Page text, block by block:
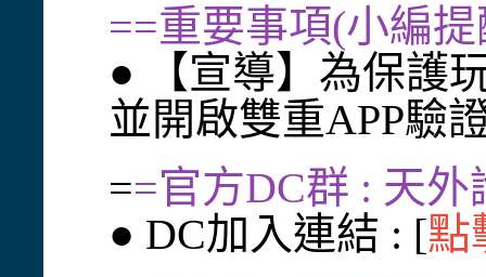
==重要事項(小編
● 【宣導】為保護
並開啟雙重APP驗
==官方DC群 : 天
● DC加入連結 : [點